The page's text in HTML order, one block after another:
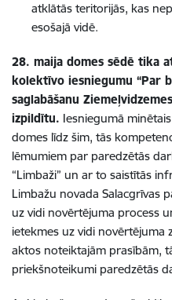
atklātās teritorijās, kas
esošajā vidē.
28. maija domes sēdē tika
kolektīvo iesniegumu “Par
saglabāšanu
izpildītu. Iesniegumā
domes līdz šim, tās
lēmumiem par paredzētās
“Limbaži” un ar to saistītās
Limbažu novada Salacgrīvas
uz vidi novērtējuma process
ietekmes uz vidi
aktos noteiktajām prasībām,
priekšnoteikumi paredzētās